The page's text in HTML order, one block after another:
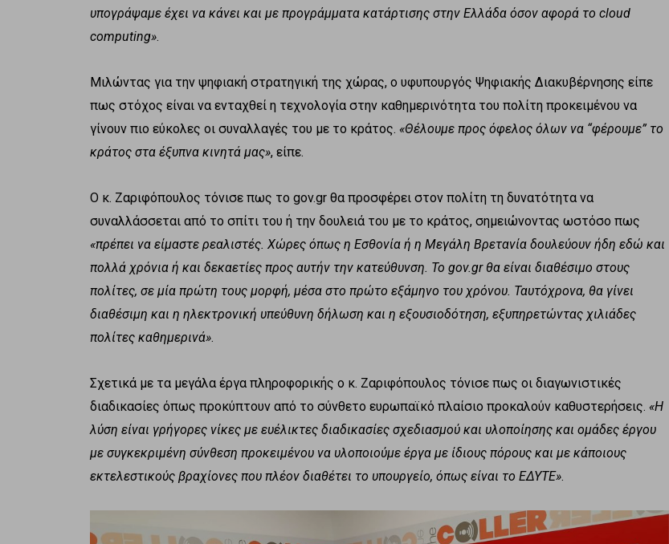
υπογράψαμε έχει να κάνει και με προγράμματα κατάρτισης στην Ελλάδα όσον αφορά το cloud
computing».
Μιλώντας για την ψηφιακή στρατηγική της χώρας, ο υφυπουργός Ψηφιακής Διακυβέρνησης είπε
πως στόχος είναι να ενταχθεί η τεχνολογία στην καθημερινότητα του πολίτη προκειμένου να
γίνουν πιο εύκολες οι συναλλαγές του με το κράτος. «Θέλουμε προς όφελος όλων να “φέρουμε” το
κράτος στα έξυπνα κινητά μας», είπε.
Ο κ. Ζαριφόπουλος τόνισε πως το gov.gr θα προσφέρει στον πολίτη τη δυνατότητα να
συναλλάσσεται από το σπίτι του ή την δουλειά του με το κράτος, σημειώνοντας ωστόσο πως
«πρέπει να είμαστε ρεαλιστές. Χώρες όπως η Εσθονία ή η Μεγάλη Βρετανία δουλεύουν ήδη εδώ και
πολλά χρόνια ή και δεκαετίες προς αυτήν την κατεύθυνση. Το gov.gr θα είναι διαθέσιμο στους
πολίτες, σε μία πρώτη τους μορφή, μέσα στο πρώτο εξάμηνο του χρόνου. Ταυτόχρονα, θα γίνει
διαθέσιμη και η ηλεκτρονική υπεύθυνη δήλωση και η εξουσιοδότηση, εξυπηρετώντας χιλιάδες
πολίτες καθημερινά».
Σχετικά με τα μεγάλα έργα πληροφορικής ο κ. Ζαριφόπουλος τόνισε πως οι διαγωνιστικές
διαδικασίες όπως προκύπτουν από το σύνθετο ευρωπαϊκό πλαίσιο προκαλούν καθυστερήσεις. «Η
λύση είναι γρήγορες νίκες με ευέλικτες διαδικασίες σχεδιασμού και υλοποίησης και ομάδες έργου
με συγκεκριμένη σύνθεση προκειμένου να υλοποιούμε έργα με ίδιους πόρους και με κάποιους
εκτελεστικούς βραχίονες που πλέον διαθέτει το υπουργείο, όπως είναι το ΕΔΥΤΕ».